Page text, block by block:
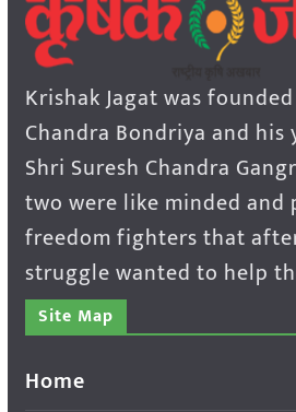
Krishak Jagat was
Chandra Bondriya and
Shri Suresh Chandra
two were like minded
freedom fighters that
struggle wanted to help
Site Map
Home